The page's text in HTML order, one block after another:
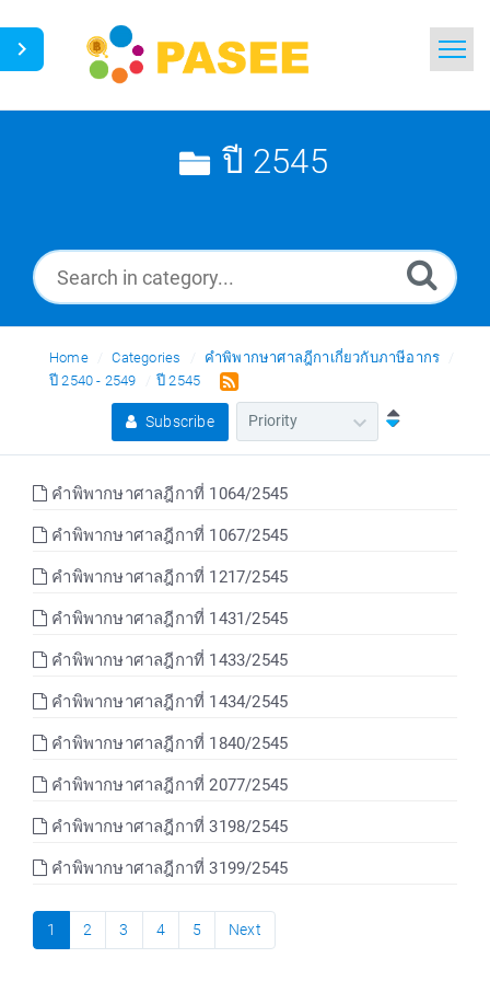
Search
Glossary
Thai
ปี 2545
Home Categories
คำพิพากษาศาลฎีกาเกี่ยวกับภาษีอากร
ปี 2540 - 2549
ปี 2545
Subscribe
คำพิพากษาศาลฎีกาที่ 1064/2545
คำพิพากษาศาลฎีกาที่ 1067/2545
คำพิพากษาศาลฎีกาที่ 1217/2545
คำพิพากษาศาลฎีกาที่ 1431/2545
คำพิพากษาศาลฎีกาที่ 1433/2545
คำพิพากษาศาลฎีกาที่ 1434/2545
คำพิพากษาศาลฎีกาที่ 1840/2545
คำพิพากษาศาลฎีกาที่ 2077/2545
คำพิพากษาศาลฎีกาที่ 3198/2545
คำพิพากษาศาลฎีกาที่ 3199/2545
1 2 3 4 5 Next